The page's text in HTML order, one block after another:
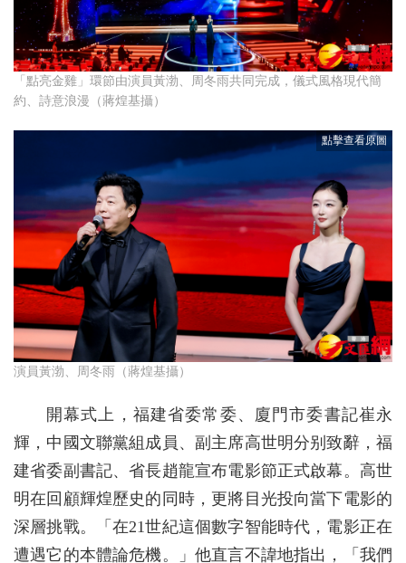
「點亮金雞」環節由演員黃渤、周冬雨共同完成，儀式風格現代簡
約、詩意浪漫（蔣煌基攝）
演員黃渤、周冬雨（蔣煌基攝）
開幕式上，福建省委常委、廈門市委書記崔永
輝，中國文聯黨組成員、副主席高世明分别致辭，福
建省委副書記、省長趙龍宣布電影節正式啟幕。高世
明在回顧輝煌歷史的同時，更將目光投向當下電影的
深層挑戰。「在21世紀這個數字智能時代，電影正在
遭遇它的本體論危機。」他直言不諱地指出，「我們